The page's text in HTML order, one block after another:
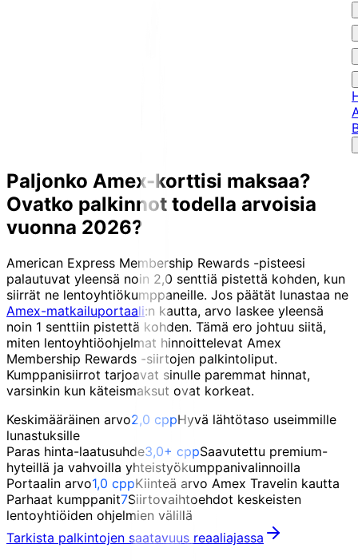
Paljonko Amex-korttisi maksaa?
Ovatko palkinnot todella arvoisia
vuonna 2026?
American Express Membership Rewards -pisteesi
palautuvat yleensä noin 2,0 senttiä pistettä kohden, kun
siirrät ne lentoyhtiökumppaneille. Jos päätät lunastaa ne
Amex-matkailuportaali:n kautta, arvo laskee yleensä
noin 1 senttiin pistettä kohden. Tämä ero johtuu siitä,
miten lentoyhtiöohjelmat hinnoittelevat Amex
Membership Rewards -siirtojen palkintoliput.
Kumppanisiirrot tarjoavat sinulle paremmat hinnat,
varsinkin kun käteismaksut ovat korkeat.
Keskimääräinen arvo2,0 cppHyvä lähtötaso useimmille
lunastuksille
Paras hinta-laatusuhde3,0+ cppSaavutettu premium-
hyteillä ja vahvoilla yhteistyökumppanivalinnoilla
Portaalin arvo1,0 cppKiinteä arvo Amex Travelin kautta
Parhaat kumppanit7Siirtovaihtoehdot keskeisten
lentoyhtiöiden ohjelmien välillä
Tarkista palkintojen saatavuus reaaliajassa